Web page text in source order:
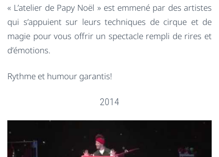
« L’atelier de Papy Noël » est emmené par des artistes
qui s’appuient sur leurs techniques de cirque et de
magie pour vous offrir un spectacle rempli de rires et
d’émotions.
Rythme et humour garantis!
2014